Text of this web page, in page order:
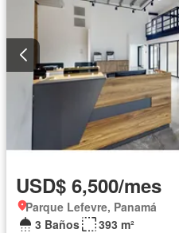
USD$ 6,500/mes
Parque Lefevre, Panamá
3 Baños
393 m²